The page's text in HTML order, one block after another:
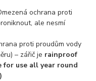
ochrana proti
ale nesmí
proti proudům vody
– zářič je rainproof
for use all year round